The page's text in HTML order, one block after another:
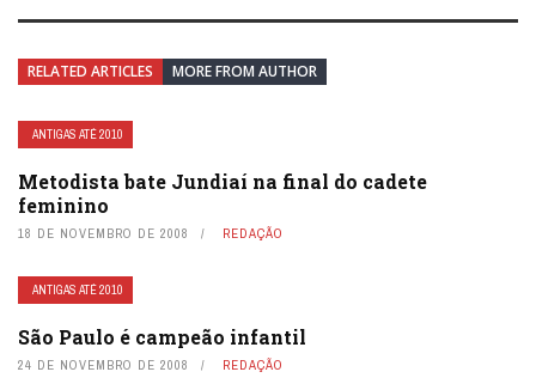
RELATED ARTICLES MORE FROM AUTHOR
ANTIGAS ATÉ 2010
Metodista bate Jundiaí na final do cadete
feminino
18 DE NOVEMBRO DE 2008 REDAÇÃO
ANTIGAS ATÉ 2010
São Paulo é campeão infantil
24 DE NOVEMBRO DE 2008 REDAÇÃO